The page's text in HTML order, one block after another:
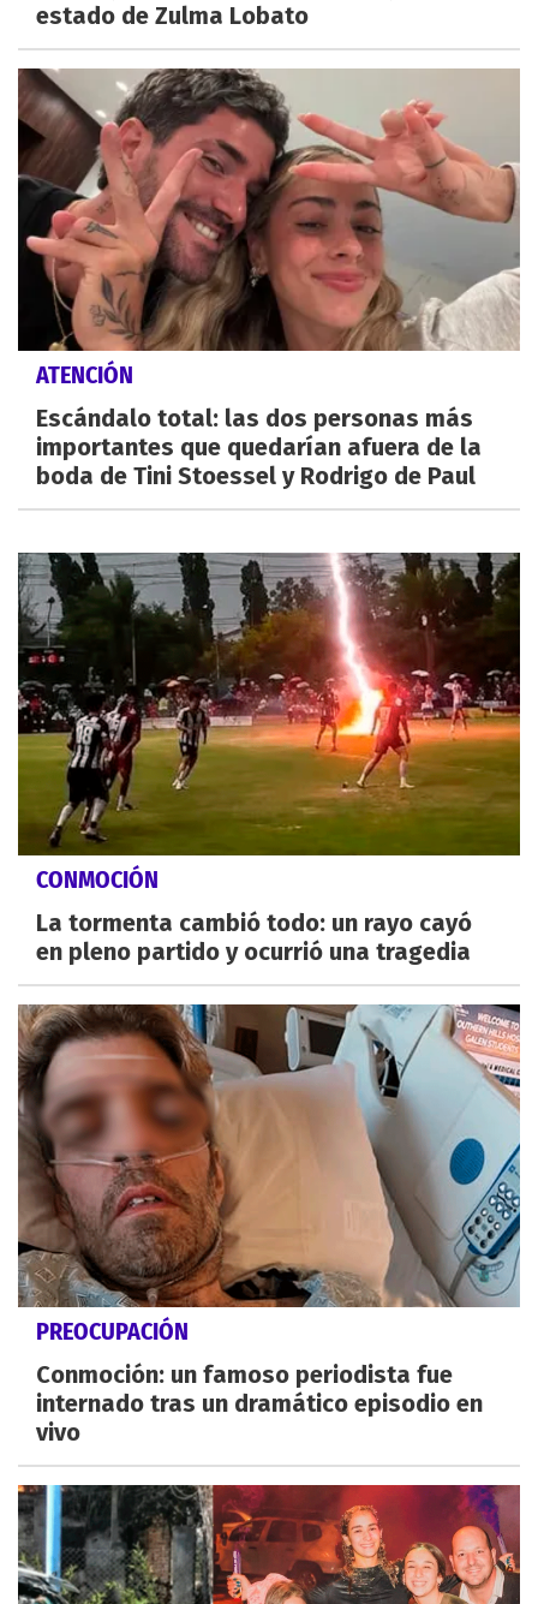
estado de Zulma Lobato
ATENCIÓN
Escándalo total: las dos personas más
importantes que quedarían afuera de la
boda de Tini Stoessel y Rodrigo de Paul
CONMOCIÓN
La tormenta cambió todo: un rayo cayó
en pleno partido y ocurrió una tragedia
PREOCUPACIÓN
Conmoción: un famoso periodista fue
internado tras un dramático episodio en
vivo